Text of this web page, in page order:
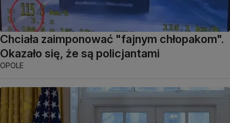
Chciała zaimponować "fajnym chłopakom".
Okazało się, że są policjantami
OPOLE